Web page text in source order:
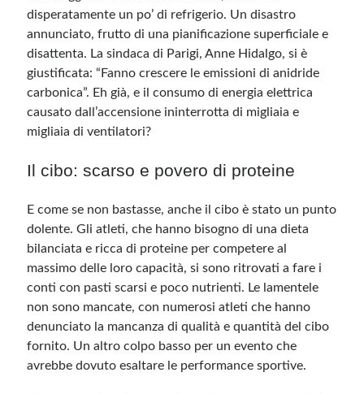
disperatamente un po’ di refrigerio. Un disastro
annunciato, frutto di una pianificazione superficiale e
disattenta. La sindaca di Parigi, Anne Hidalgo, si è
giustificata: “Fanno crescere le emissioni di anidride
carbonica”. Eh già, e il consumo di energia elettrica
causato dall’accensione ininterrotta di migliaia e
migliaia di ventilatori?
Il cibo: scarso e povero di proteine
E come se non bastasse, anche il cibo è stato un punto
dolente. Gli atleti, che hanno bisogno di una dieta
bilanciata e ricca di proteine per competere al
massimo delle loro capacità, si sono ritrovati a fare i
conti con pasti scarsi e poco nutrienti. Le lamentele
non sono mancate, con numerosi atleti che hanno
denunciato la mancanza di qualità e quantità del cibo
fornito. Un altro colpo basso per un evento che
avrebbe dovuto esaltare le performance sportive.